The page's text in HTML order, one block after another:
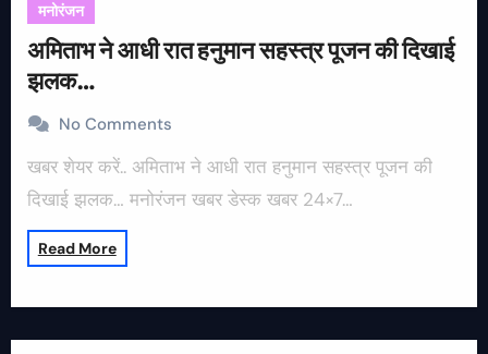
मनोरंजन
अमिताभ ने आधी रात हनुमान सहस्त्र पूजन की दिखाई
झलक…
No Comments
खबर शेयर करें.. अमिताभ ने आधी रात हनुमान सहस्त्र पूजन की
दिखाई झलक… मनोरंजन खबर डेस्क खबर 24×7…
Read More